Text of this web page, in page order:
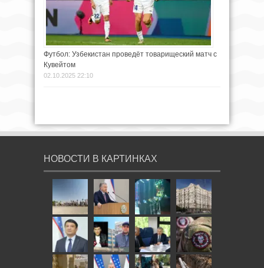
Футбол: Узбекистан проведёт товарищеский матч с
Кувейтом
02.10.2025 22:10
НОВОСТИ В КАРТИНКАХ